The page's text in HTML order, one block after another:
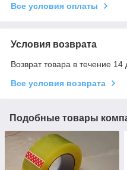
Все условия оплаты
Условия возврата
Возврат товара в течение
Все условия возврата
Подобные товары